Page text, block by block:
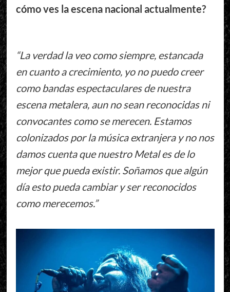
cómo ves la escena nacional actualmente?
“La verdad la veo como siempre, estancada
en cuanto a crecimiento, yo no puedo creer
como bandas espectaculares de nuestra
escena metalera, aun no sean reconocidas ni
convocantes como se merecen. Estamos
colonizados por la música extranjera y no nos
damos cuenta que nuestro Metal es de lo
mejor que pueda existir. Soñamos que algún
día esto pueda cambiar y ser reconocidos
como merecemos.”